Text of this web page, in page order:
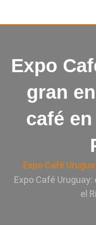
Expo
gran
café
Expo Café
Expo Café
el